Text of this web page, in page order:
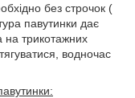
без строчок (
павутинки дає
на трикотажних
водночас